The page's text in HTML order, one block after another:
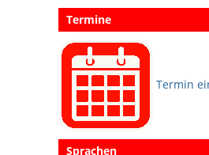
Termine
Termin
Sprachen